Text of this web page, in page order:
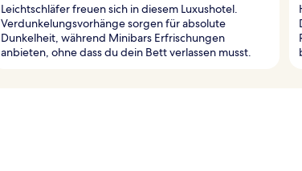
Leichtschläfer freuen sich in diesem Luxushotel.
Verdunkelungsvorhänge sorgen für absolute
Dunkelheit, während Minibars Erfrischungen
anbieten, ohne dass du dein Bett verlassen musst.